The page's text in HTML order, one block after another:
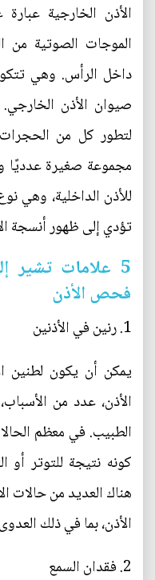
الأذن الخارجية
الموجات الصوتية من
داخل الرأس. وهي
صيوان الأذن الخارجي.
لتطور كل من
مجموعة صغيرة عدديًا
للأذن الداخلية، وهي
تؤدي إلى ظهور أنسجة
5 علامات تشير
فحص الأذن
1. رنين في الأذنين
يمكن أن يكون لطنين
الأذن، عدد من
الطبيب. في معظم
كونه نتيجة للتوتر
هناك العديد من حالات
الأذن، بما في ذلك
2. فقدان السمع